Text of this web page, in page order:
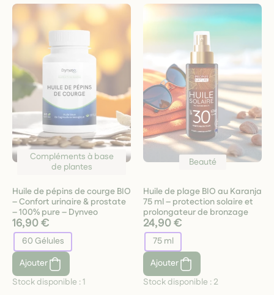
Compléments à base
de plantes
Huile de pépins de courge BIO
– Confort urinaire & prostate
– 100% pure – Dynveo
16,90 €
60 Gélules
Ajouter
Stock disponible :1
Beauté
Huile de plage BIO au Karanja
75 ml – protection solaire et
prolongateur de bronzage
24,90 €
75 ml
Ajouter
Stock disponible : 2